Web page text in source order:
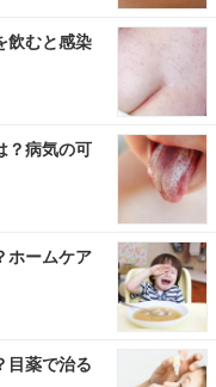
飲むと感染
？病気の可
ホームケア
目薬で治る